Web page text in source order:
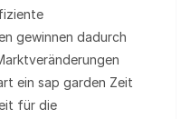
gewinnen dadurch
ein sap garden Zeit
für die